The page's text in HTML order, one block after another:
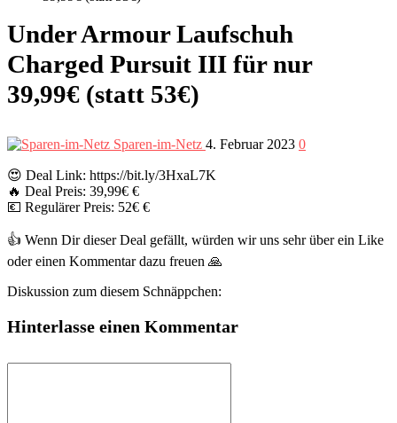
Under Armour Laufschuh
Charged Pursuit III für nur
39,99€ (statt 53€)
Sparen-im-Netz 4. Februar 2023 0
😍 Deal Link: https://bit.ly/3HxaL7K
🔥 Deal Preis: 39,99€ €
💶 Regulärer Preis: 52€ €
👍 Wenn Dir dieser Deal gefällt, würden wir uns sehr über ein Like
oder einen Kommentar dazu freuen 🙏
Diskussion zum diesem Schnäppchen:
Hinterlasse einen Kommentar